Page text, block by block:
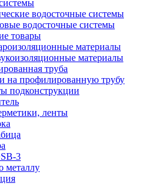
водосточные системы
водосточные системы
товары
материалы
материалы
труба
на профилированную трубу
подконструкции
ленты
3
металлу